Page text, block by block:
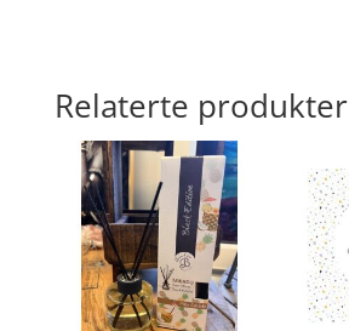
Relaterte produkter